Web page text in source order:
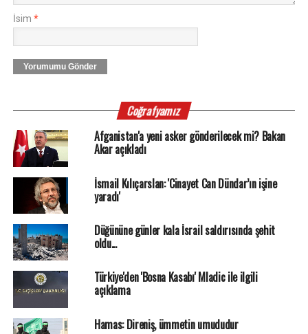
İsim *
Yorumumu Gönder
Coğrafyamız
Afganistan'a yeni asker gönderilecek mi? Bakan
Akar açıkladı
İsmail Kılıçarslan: 'Cinayet Can Dündar’ın işine
yaradı'
Düğününe günler kala İsrail saldırısında şehit
oldu...
Türkiye'den 'Bosna Kasabı' Mladic ile ilgili
açıklama
Hamas: Direniş, ümmetin umududur